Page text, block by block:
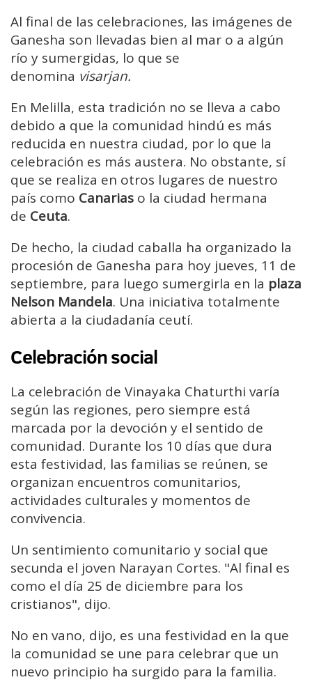
Al final de las celebraciones, las imágenes de
Ganesha son llevadas bien al mar o a algún
río y sumergidas, lo que se
denomina visarjan.
En Melilla, esta tradición no se lleva a cabo
debido a que la comunidad hindú es más
reducida en nuestra ciudad, por lo que la
celebración es más austera. No obstante, sí
que se realiza en otros lugares de nuestro
país como Canarias o la ciudad hermana
de Ceuta.
De hecho, la ciudad caballa ha organizado la
procesión de Ganesha para hoy jueves, 11 de
septiembre, para luego sumergirla en la plaza
Nelson Mandela. Una iniciativa totalmente
abierta a la ciudadanía ceutí.
Celebración social
La celebración de Vinayaka Chaturthi varía
según las regiones, pero siempre está
marcada por la devoción y el sentido de
comunidad. Durante los 10 días que dura
esta festividad, las familias se reúnen, se
organizan encuentros comunitarios,
actividades culturales y momentos de
convivencia.
Un sentimiento comunitario y social que
secunda el joven Narayan Cortes. "Al final es
como el día 25 de diciembre para los
cristianos", dijo.
No en vano, dijo, es una festividad en la que
la comunidad se une para celebrar que un
nuevo principio ha surgido para la familia.